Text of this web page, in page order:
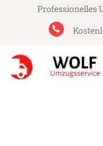
Professionelles